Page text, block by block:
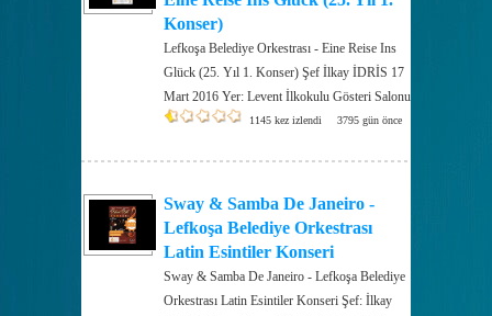
Konser)
Lefkoşa Belediye Orkestrası - Eine Reise Ins
Glück (25. Yıl 1. Konser) Şef İlkay İDRİS 17
Mart 2016 Yer: Levent İlkokulu Gösteri Salonu
1145 kez izlendi 3795 gün önce
Sway & Samba De Janeiro -
Lefkoşa Belediye Orkestrası
Latin Esintiler Konseri
Sway & Samba De Janeiro - Lefkoşa Belediye
Orkestrası Latin Esintiler Konseri Şef: İlkay